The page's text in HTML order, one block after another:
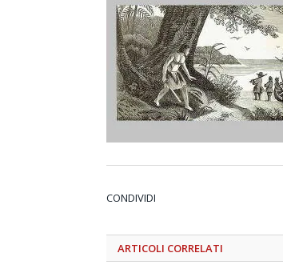
CONDIVIDI
ARTICOLI CORRELATI